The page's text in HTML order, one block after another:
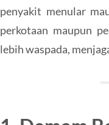
penyakit menular
perkotaan maupun
lebih waspada,